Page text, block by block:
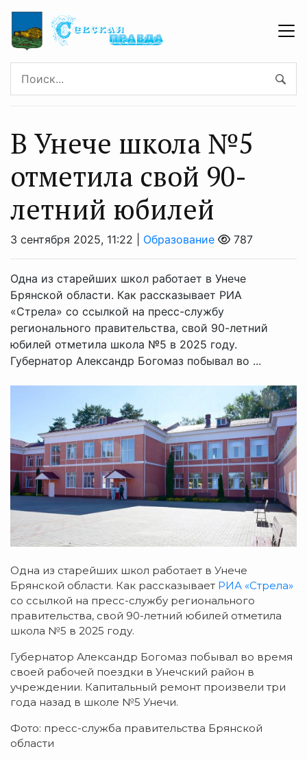
В Унече школа №5
отметила свой 90-
летний юбилей
3 сентября 2025, 11:22 | Образование 787
Одна из старейших школ работает в Унече
Брянской области. Как рассказывает РИА
«Стрела» со ссылкой на пресс-службу
регионального правительства, свой 90-летний
юбилей отметила школа №5 в 2025 году.
Губернатор Александр Богомаз побывал во ...
Одна из старейших школ работает в Унече
Брянской области. Как рассказывает РИА «Стрела»
со ссылкой на пресс-службу регионального
правительства, свой 90-летний юбилей отметила
школа №5 в 2025 году.
Губернатор Александр Богомаз побывал во время
своей рабочей поездки в Унечский район в
учреждении. Капитальный ремонт произвели три
года назад в школе №5 Унечи.
Фото: пресс-служба правительства Брянской
области